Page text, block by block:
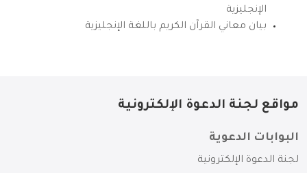
الإنجليزية
بيان معاني القرآن الكريم باللغة الإنجليزية
مواقع لجنة الدعوة الإلكترونية
البوابات الدعوية
لجنة الدعوة الإلكترونية